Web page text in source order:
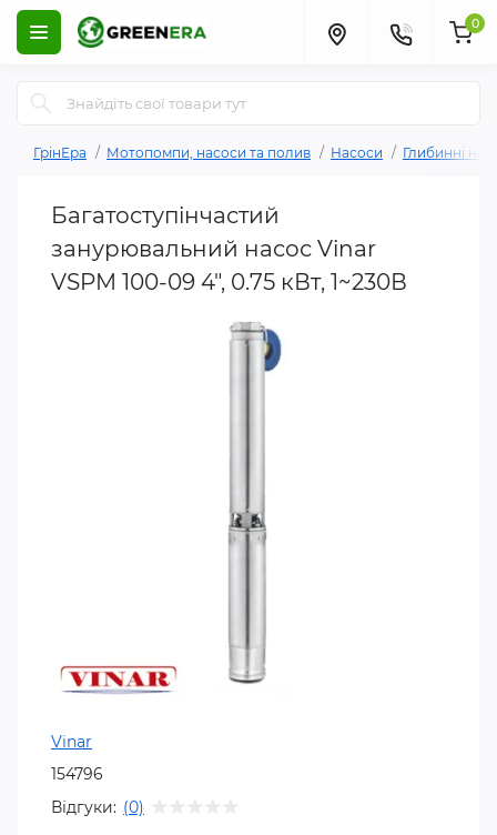
0
ГрінЕра Мотопомпи, насоси та полив Насоси Глибинні
Багатоступінчастий
занурювальний насос Vinar
VSPM 100-09 4", 0.75 кВт, 1~230В
Vinar
154796
Відгуки: (0)